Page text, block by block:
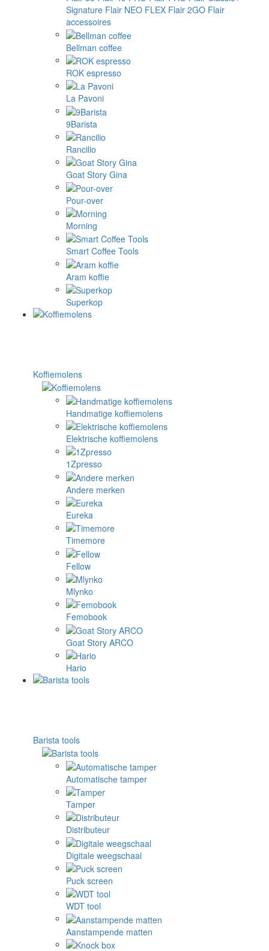
Signature Flair NEO FLEX Flair 2GO Flair
accessoires
Bellman coffee
ROK espresso
La Pavoni
9Barista
Rancilio
Goat Story Gina
Pour-over
Morning
Smart Coffee Tools
Aram koffie
Superkop
Koffiemolens
Handmatige koffiemolens
Elektrische koffiemolens
1Zpresso
Andere merken
Eureka
Timemore
Fellow
Mlynko
Femobook
Goat Story ARCO
Hario
Barista tools
Automatische tamper
Tamper
Distributeur
Digitale weegschaal
Puck screen
WDT tool
Aanstampende matten